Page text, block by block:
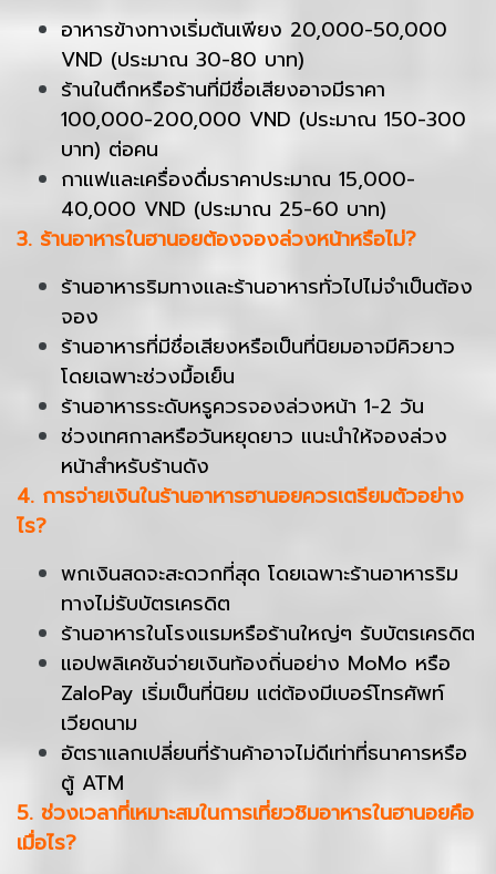
อาหารข้างทางเริ่มต้นเพียง 20,000-50,000
VND (ประมาณ 30-80 บาท)
ร้านในตึกหรือร้านที่มีชื่อเสียงอาจมีราคา
100,000-200,000 VND (ประมาณ 150-300
บาท) ต่อคน
กาแฟและเครื่องดื่มราคาประมาณ 15,000-
40,000 VND (ประมาณ 25-60 บาท)
3. ร้านอาหารในฮานอยต้องจองล่วงหน้าหรือไม่?
ร้านอาหารริมทางและร้านอาหารทั่วไปไม่จำเป็นต้อง
จอง
ร้านอาหารที่มีชื่อเสียงหรือเป็นที่นิยมอาจมีคิวยาว
โดยเฉพาะช่วงมื้อเย็น
ร้านอาหารระดับหรูควรจองล่วงหน้า 1-2 วัน
ช่วงเทศกาลหรือวันหยุดยาว แนะนำให้จองล่วง
หน้าสำหรับร้านดัง
4. การจ่ายเงินในร้านอาหารฮานอยควรเตรียมตัวอย่าง
ไร?
พกเงินสดจะสะดวกที่สุด โดยเฉพาะร้านอาหารริม
ทางไม่รับบัตรเครดิต
ร้านอาหารในโรงแรมหรือร้านใหญ่ๆ รับบัตรเครดิต
แอปพลิเคชันจ่ายเงินท้องถิ่นอย่าง MoMo หรือ
ZaloPay เริ่มเป็นที่นิยม แต่ต้องมีเบอร์โทรศัพท์
เวียดนาม
อัตราแลกเปลี่ยนที่ร้านค้าอาจไม่ดีเท่าที่ธนาคารหรือ
ตู้ ATM
5. ช่วงเวลาที่เหมาะสมในการเที่ยวชิมอาหารในฮานอยคือ
เมื่อไร?